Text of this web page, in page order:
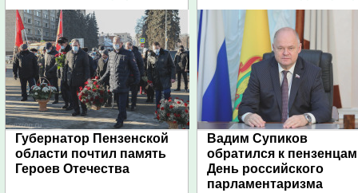
Губернатор Пензенской
области почтил память
Героев Отечества
Вадим Супиков
обратился к
День российского
парламентаризма